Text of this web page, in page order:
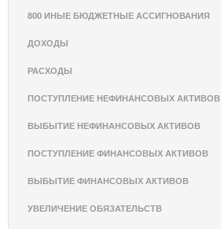
800 ИНЫЕ БЮДЖЕТНЫЕ АССИГНОВАНИЯ
ДОХОДЫ
РАСХОДЫ
ПОСТУПЛЕНИЕ НЕФИНАНСОВЫХ АКТИВОВ
ВЫБЫТИЕ НЕФИНАНСОВЫХ АКТИВОВ
ПОСТУПЛЕНИЕ ФИНАНСОВЫХ АКТИВОВ
ВЫБЫТИЕ ФИНАНСОВЫХ АКТИВОВ
УВЕЛИЧЕНИЕ ОБЯЗАТЕЛЬСТВ